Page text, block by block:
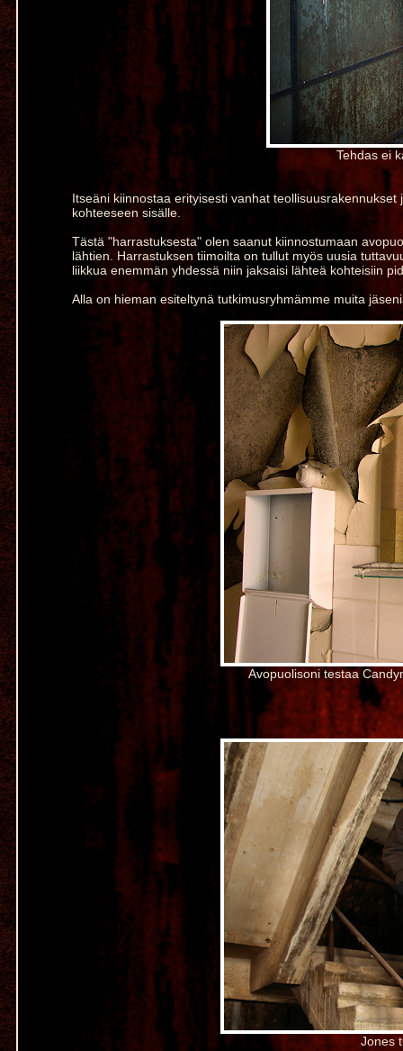
Tehdas ei
Itseäni kiinnostaa erityisesti vanhat
kohteeseen sisälle.
Tästä "harrastuksesta" olen saanut kiinnostumaan
lähtien. Harrastuksen tiimoilta on tullut myös uusia
liikkua enemmän yhdessä niin jaksaisi lähteä kohteisiin
Alla on hieman esiteltynä tutkimusryhmämme muita
Avopuolisoni testaa
Jones